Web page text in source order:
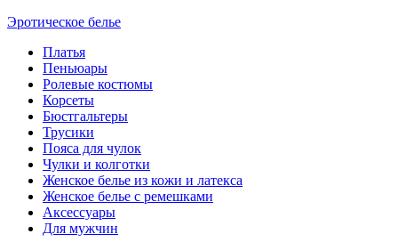
Эротическое белье
Платья
Пеньюары
Ролевые костюмы
Корсеты
Бюстгальтеры
Трусики
Пояса для чулок
Чулки и колготки
Женское белье из кожи и латекса
Женское белье с ремешками
Аксессуары
Для мужчин